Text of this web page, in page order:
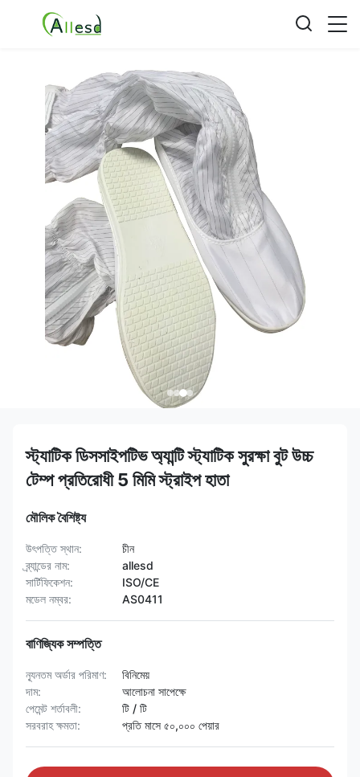
স্ট্যাটিক ডিসসাইপটিভ অ্যান্টি স্ট্যাটিক সুরক্ষা বুট উচ্চ
টেম্প প্রতিরোধী 5 মিমি স্ট্রাইপ হাতা
মৌলিক বৈশিষ্ট্য
উৎপত্তি স্থান:
চীন
ব্র্যান্ডের নাম:
allesd
সার্টিফিকেশন:
ISO/CE
মডেল নম্বর:
AS0411
বাণিজ্যিক সম্পত্তি
ন্যূনতম অর্ডার পরিমাণ:
বিনিমেয়
দাম:
আলোচনা সাপেক্ষে
পেমেন্ট শর্তাবলী:
টি / টি
সরবরাহ ক্ষমতা:
প্রতি মাসে ৫০,০০০ পেয়ার